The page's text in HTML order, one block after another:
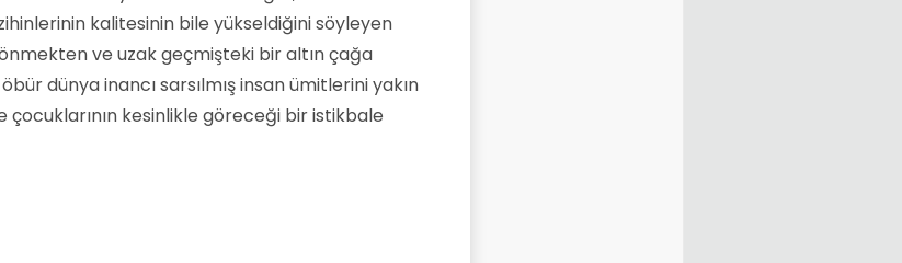
kalitesinin bile yükseldiğini söyleyen
ve uzak geçmişteki bir altın çağa
dünya inancı sarsılmış insan ümitlerini yakın
kesinlikle göreceği bir istikbale